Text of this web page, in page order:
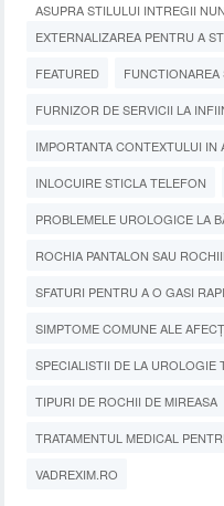
ASUPRA STILULUI INTREGII
EXTERNALIZAREA PENTRU A
FEATURED FUNCTIONAREA
FURNIZOR DE SERVICII LA
IMPORTANTA CONTEXTULUI
INLOCUIRE STICLA TELEFON
PROBLEMELE UROLOGICE LA
ROCHIA PANTALON SAU
SFATURI PENTRU A O GASI
SIMPTOME COMUNE ALE
SPECIALISTII DE LA UROLOGIE
TIPURI DE ROCHII DE MIREASA
TRATAMENTUL MEDICAL
VADREXIM.RO